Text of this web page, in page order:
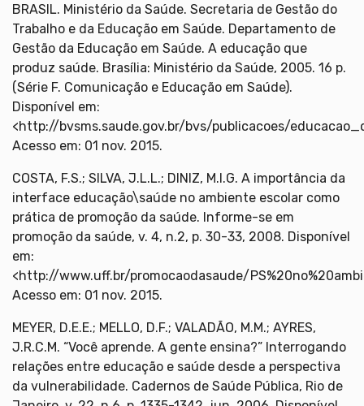
BRASIL. Ministério da Saúde. Secretaria de Gestão do
Trabalho e da Educação em Saúde. Departamento de
Gestão da Educação em Saúde. A educação que
produz saúde. Brasília: Ministério da Saúde, 2005. 16 p.
(Série F. Comunicação e Educação em Saúde).
Disponível em:
<http://bvsms.saude.gov.br/bvs/publicacoes/
Acesso em: 01 nov. 2015.
COSTA, F.S.; SILVA, J.L.L.; DINIZ, M.I.G. A importância da
interface educação\saúde no ambiente escolar como
prática de promoção da saúde. Informe-se em
promoção da saúde, v. 4, n.2, p. 30-33, 2008. Disponível
em:
<http://www.uff.br/promocaodasaude/
Acesso em: 01 nov. 2015.
MEYER, D.E.E.; MELLO, D.F.; VALADÃO, M.M.; AYRES,
J.R.C.M. “Você aprende. A gente ensina?” Interrogando
relações entre educação e saúde desde a perspectiva
da vulnerabilidade. Cadernos de Saúde Pública, Rio de